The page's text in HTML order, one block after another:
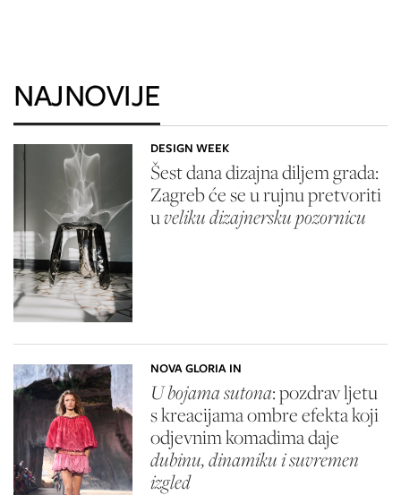
NAJNOVIJE
DESIGN WEEK
Šest dana dizajna diljem grada:
Zagreb će se u rujnu pretvoriti
uveliku dizajnersku pozornicu
NOVA GLORIA IN
U bojama sutona: pozdrav ljetu
s kreacijama ombre efekta koji
odjevnim komadima daje
dubinu, dinamiku i suvremen
izgled